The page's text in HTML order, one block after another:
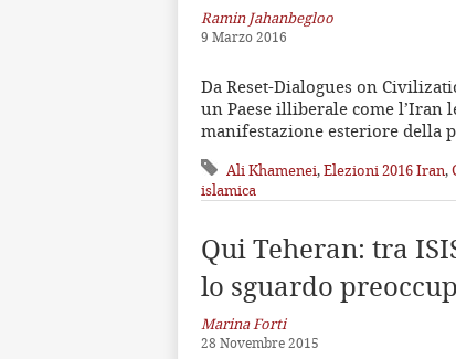
Ramin Jahanbegloo
9 Marzo 2016
Da Reset-Dialogues on
un Paese illiberale come l’Iran
manifestazione esteriore della
Ali Khamenei,Elezioni 2016 Iran,
islamica
Qui Teheran: tra
lo sguardo
Marina Forti
28 Novembre 2015